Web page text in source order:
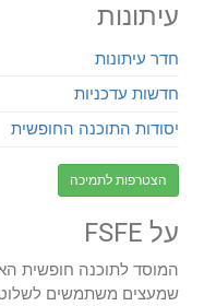
עיתונות
חדר עיתונות
חדשות עדכניות
יסודות התוכנה החופשית
הצטרפות לתמיכה
על FSFE
שמעצים משתמשים לשלוט